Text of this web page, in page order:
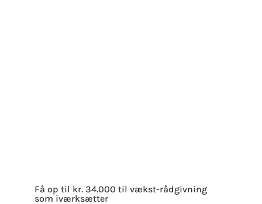
Få op til kr. 34.000 til vækst-rådgivning
som iværksætter